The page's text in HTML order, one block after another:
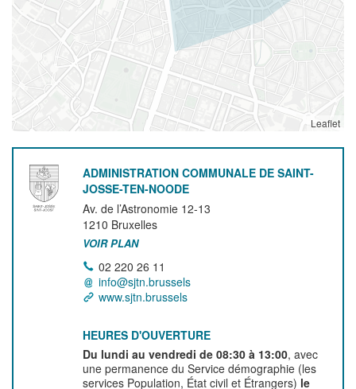
Leaflet
ADMINISTRATION COMMUNALE DE SAINT-
JOSSE-TEN-NOODE
Av. de l’Astronomie 12-13
1210 Bruxelles
VOIR PLAN
02 220 26 11
info@sjtn.brussels
www.sjtn.brussels
HEURES D'OUVERTURE
Du lundi au vendredi de 08:30 à 13:00, avec
une permanence du Service démographie (les
services Population, État civil et Étrangers) le